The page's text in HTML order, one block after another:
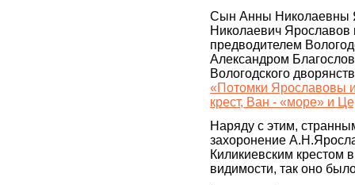
Сын Анны Николаевны
Николаевич Ярославов
предводителем
Александром
Вологодского
«Потомки Ярославовы
крест, Ван - «море» и
Наряду с этим,
захоронение
Киликиевским крестом
видимости, так оно